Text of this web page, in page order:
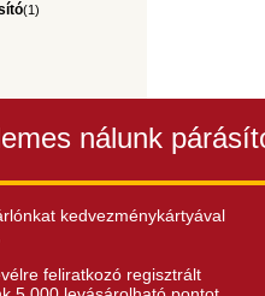
(1)
nálunk
kedvezménykártyával
feliratkozó regisztrált